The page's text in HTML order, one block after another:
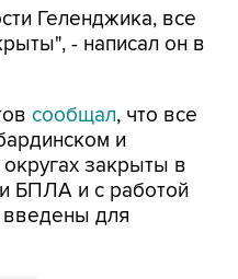
Геленджика, все
- написал он в
сообщал, что все
и
закрыты в
БПЛА и с работой
для